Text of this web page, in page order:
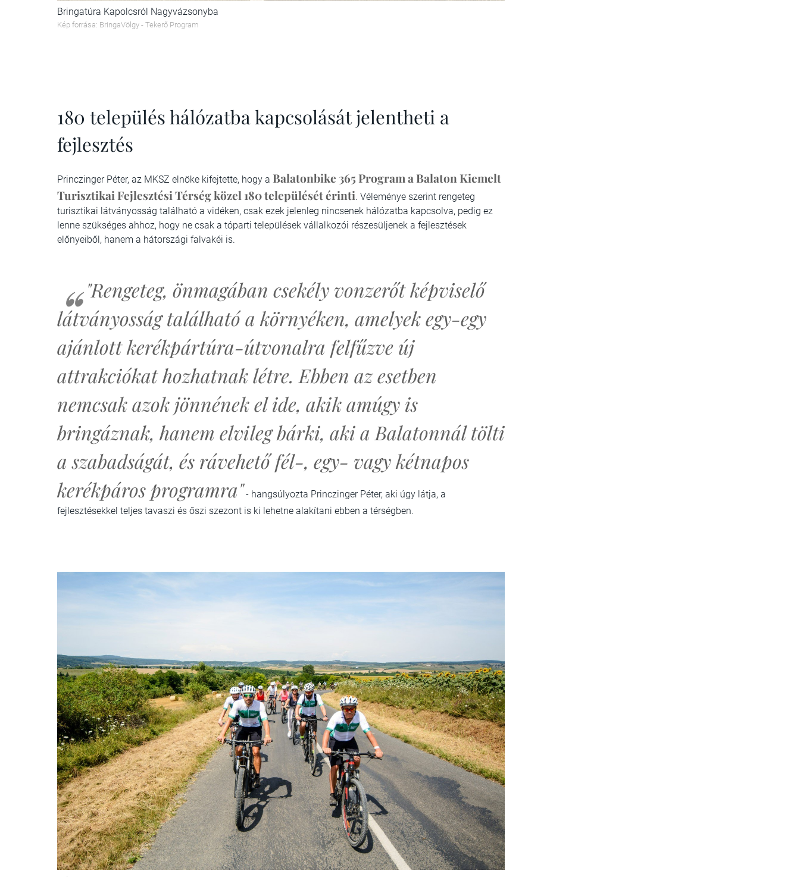
Bringatúra Kapolcsról Nagyvázsonyba
Kép forrása: BringaVölgy - Tekerő Program
180 település hálózatba kapcsolását jelentheti a
fejlesztés
Princzinger Péter, az MKSZ elnöke kifejtette, hogy a Balatonbike 365 Program a Balaton Kiemelt
Turisztikai Fejlesztési Térség közel 180 települését érinti. Véleménye szerint rengeteg
turisztikai látványosság található a vidéken, csak ezek jelenleg nincsenek hálózatba kapcsolva, pedig ez
lenne szükséges ahhoz, hogy ne csak a tóparti települések vállalkozói részesüljenek a fejlesztések
előnyeiből, hanem a hátországi falvakéi is.
"Rengeteg, önmagában csekély vonzerőt képviselő
látványosság található a környéken, amelyek egy-egy
ajánlott kerékpártúra-útvonalra felfűzve új
attrakciókat hozhatnak létre. Ebben az esetben
nemcsak azok jönnének el ide, akik amúgy is
bringáznak, hanem elvileg bárki, aki a Balatonnál tölti
a szabadságát, és rávehető fél-, egy- vagy kétnapos
kerékpáros programra" - hangsúlyozta Princzinger Péter, aki úgy látja, a
fejlesztésekkel teljes tavaszi és őszi szezont is ki lehetne alakítani ebben a térségben.